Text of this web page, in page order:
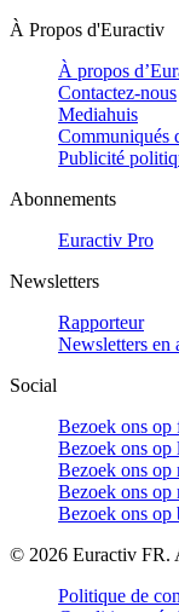
À Propos d'Euractiv
À propos
Contactez-nous
Mediahuis
Communiqués
Publicité
Abonnements
Euractiv Pro
Newsletters
Rapporteur
Newsletters en
Social
Bezoek ons op
Bezoek ons op
Bezoek ons op
Bezoek ons op
Bezoek ons op
© 2026 Euractiv FR.
Politique de